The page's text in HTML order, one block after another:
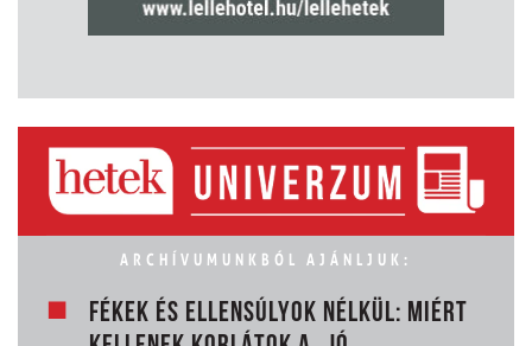
ARCHÍVUMUNKBÓL AJÁNLJUK:
FÉKEK ÉS ELLENSÚLYOK NÉLKÜL: MIÉRT